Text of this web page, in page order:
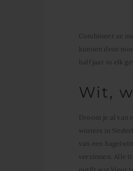
Combineer ze
kunnen deze
half jaar in elk
Wit,
Droom je al van
winters in
van een
verzinnen. Alle